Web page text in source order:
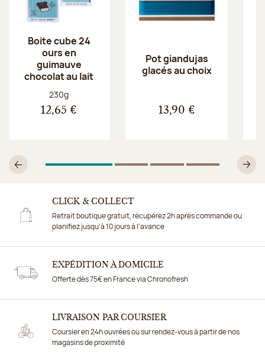
Boite cube 24
ours en
guimauve
chocolat au lait
Poids net :
230g
12,65 €
Pot giandujas
glacés au choix
13,90 €
Précédent
1Sur 4 2Sur 4
3Sur 4
4Sur 4
CLICK & COLLECT
Retrait boutique gratuit, récupérez 2h après commande ou
planifiez jusqu'à 10 jours à l'avance
EXPÉDITION À DOMICILE
Offerte dès 75€ en France via Chronofresh
LIVRAISON PAR COURSIER
Coursier en 24h ouvrées ou sur rendez-vous à partir de nos
magasins de proximité